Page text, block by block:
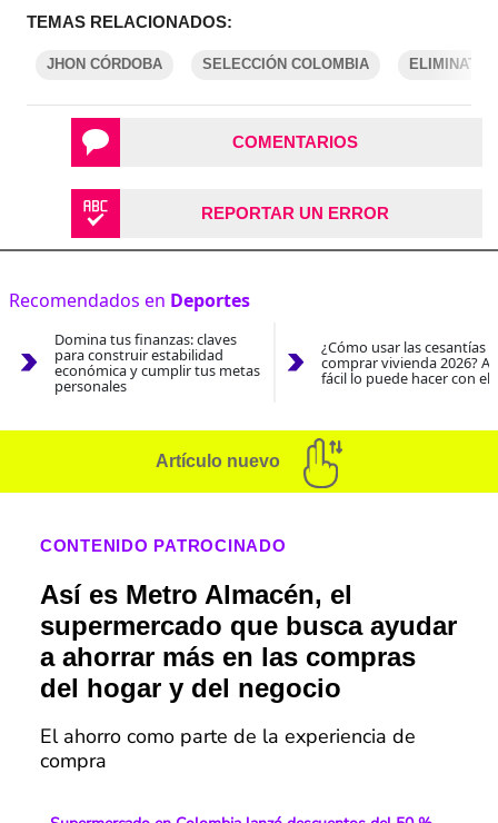
TEMAS RELACIONADOS:
JHON CÓRDOBA SELECCIÓN COLOMBIA
COMENTARIOS
REPORTAR UN ERROR
Recomendados en Deportes
Domina tus finanzas: claves
para construir estabilidad
económica y cumplir tus metas
personales
¿Cómo usar las cesantías
comprar vivienda 2026?
fácil lo puede hacer con el
Artículo nuevo
CONTENIDO PATROCINADO
Así es Metro Almacén, el
supermercado que busca ayudar
a ahorrar más en las compras
del hogar y del negocio
El ahorro como parte de la experiencia de
compra